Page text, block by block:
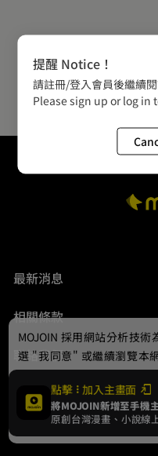
最新消息
相關條款
聯絡我們
© 2024 gamania
點擊 加入主畫面
將MOJOIN新增至手機
原創台灣漫畫、小說線
MOJOIN 採用網站分析技術
選 "我同意" 或繼續瀏覽本
Cookie，欲瞭解更多資訊請
提醒 Notice！
請註冊/登入會員後繼續
Please sign up or log in